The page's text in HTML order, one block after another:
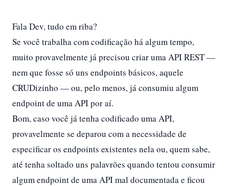
Fala Dev, tudo em riba?
Se você trabalha com codificação há algum tempo,
muito provavelmente já precisou criar uma API REST —
nem que fosse só uns endpoints básicos, aquele
CRUDizinho — ou, pelo menos, já consumiu algum
endpoint de uma API por aí.
Bom, caso você já tenha codificado uma API,
provavelmente se deparou com a necessidade de
especificar os endpoints existentes nela ou, quem sabe,
até tenha soltado uns palavrões quando tentou consumir
algum endpoint de uma API mal documentada e ficou